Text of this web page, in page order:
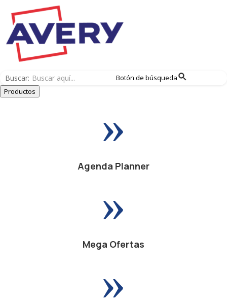
Buscar:
Botón de búsqueda
Productos
»
Agenda Planner
»
Mega Ofertas
»